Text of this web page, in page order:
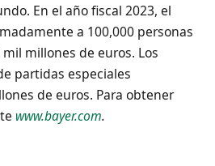
En el año fiscal 2023, el
a 100,000 personas
millones de euros. Los
partidas especiales
de euros. Para obtener
www.bayer.com.